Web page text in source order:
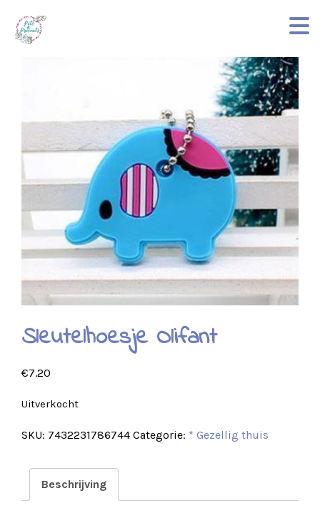
Sleutelhoesje Olifant
€7.20
Uitverkocht
SKU: 7432231786744 Categorie: * Gezellig thuis
Beschrijving